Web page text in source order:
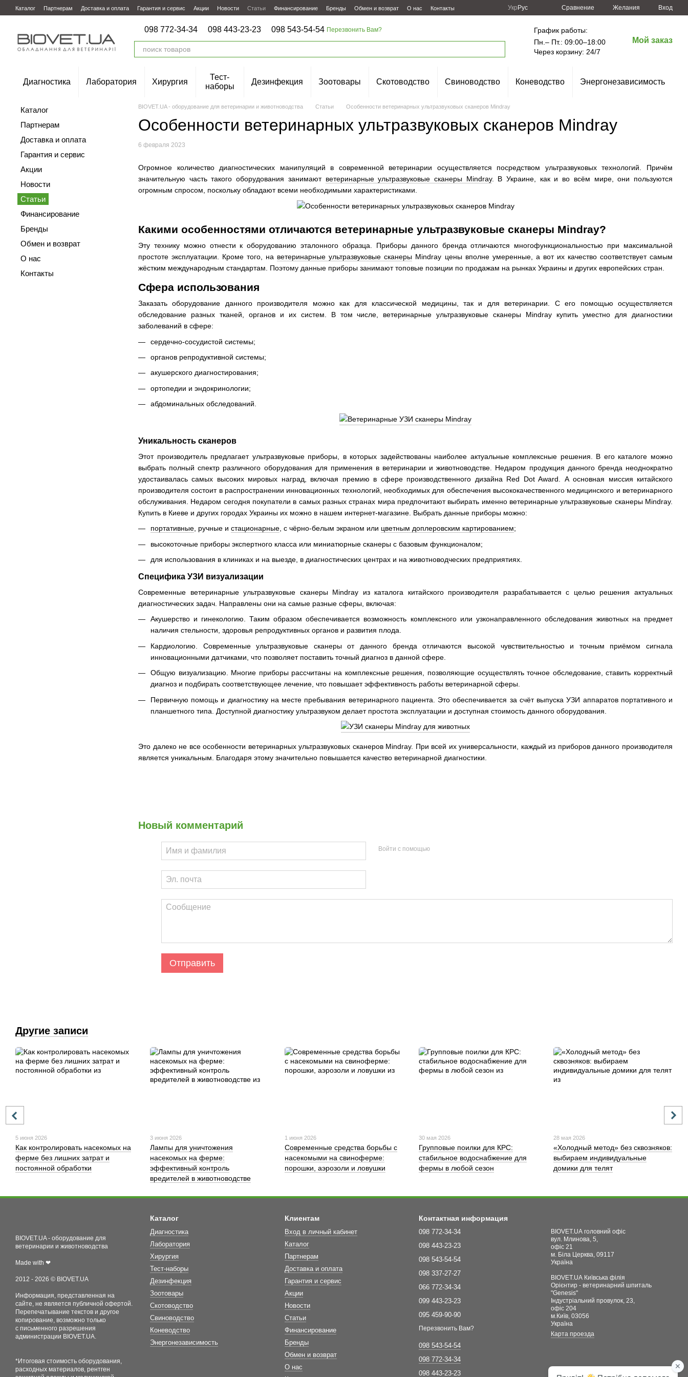
Перейти к основному контенту
Каталог Партнерам Доставка и оплата Гарантия и сервис Акции Новости Статьи Финансирование Бренды Обмен и возврат О нас Контакты Укр Рус Сравнение Желания Вход
098 772-34-34 098 443-23-23 098 543-54-54 Перезвонить Вам?
График работы:
Пн.– Пт.: 09:00–18:00
Через корзину: 24/7
Мой заказ
Диагностика Лаборатория Хирургия
Тест-
наборы
Дезинфекция Зоотовары Скотоводство Свиноводство Коневодство Энергонезависимость
BIOVET.UA - оборудование для ветеринарии и животноводства Статьи Особенности ветеринарных ультразвуковых сканеров Mindray
Особенности ветеринарных ультразвуковых сканеров Mindray
6 февраля 2023
Огромное количество диагностических манипуляций в современной ветеринарии осуществляется посредством ультразвуковых технологий. Причём
значительную часть такого оборудования занимают ветеринарные ультразвуковые сканеры Mindray. В Украине, как и во всём мире, они пользуются
огромным спросом, поскольку обладают всеми необходимыми характеристиками.
Какими особенностями отличаются ветеринарные ультразвуковые сканеры Mindray?
Эту технику можно отнести к оборудованию эталонного образца. Приборы данного бренда отличаются многофункциональностью при максимальной
простоте эксплуатации. Кроме того, на ветеринарные ультразвуковые сканеры Mindray цены вполне умеренные, а вот их качество соответствует самым
жёстким международным стандартам. Поэтому данные приборы занимают топовые позиции по продажам на рынках Украины и других европейских стран.
Сфера использования
Заказать оборудование данного производителя можно как для классической медицины, так и для ветеринарии. С его помощью осуществляется
обследование разных тканей, органов и их систем. В том числе, ветеринарные ультразвуковые сканеры Mindray купить уместно для диагностики
заболеваний в сфере:
сердечно-сосудистой системы;
органов репродуктивной системы;
акушерского диагностирования;
ортопедии и эндокринологии;
абдоминальных обследований.
Уникальность сканеров
Этот производитель предлагает ультразвуковые приборы, в которых задействованы наиболее актуальные комплексные решения. В его каталоге можно
выбрать полный спектр различного оборудования для применения в ветеринарии и животноводстве. Недаром продукция данного бренда неоднократно
удостаивалась самых высоких мировых наград, включая премию в сфере производственного дизайна Red Dot Award. А основная миссия китайского
производителя состоит в распространении инновационных технологий, необходимых для обеспечения высококачественного медицинского и ветеринарного
обслуживания. Недаром сегодня покупатели в самых разных странах мира предпочитают выбирать именно ветеринарные ультразвуковые сканеры Mindray.
Купить в Киеве и других городах Украины их можно в нашем интернет-магазине. Выбрать данные приборы можно:
портативные, ручные и стационарные, с чёрно-белым экраном или цветным доплеровским картированием;
высокоточные приборы экспертного класса или миниатюрные сканеры с базовым функционалом;
для использования в клиниках и на выезде, в диагностических центрах и на животноводческих предприятиях.
Специфика УЗИ визуализации
Современные ветеринарные ультразвуковые сканеры Mindray из каталога китайского производителя разрабатывается с целью решения актуальных
диагностических задач. Направлены они на самые разные сферы, включая:
Акушерство и гинекологию. Таким образом обеспечивается возможность комплексного или узконаправленного обследования животных на предмет
наличия стельности, здоровья репродуктивных органов и развития плода.
Кардиологию. Современные ультразвуковые сканеры от данного бренда отличаются высокой чувствительностью и точным приёмом сигнала
инновационными датчиками, что позволяет поставить точный диагноз в данной сфере.
Общую визуализацию. Многие приборы рассчитаны на комплексные решения, позволяющие осуществлять точное обследование, ставить корректный
диагноз и подбирать соответствующее лечение, что повышает эффективность работы ветеринарной сферы.
Первичную помощь и диагностику на месте пребывания ветеринарного пациента. Это обеспечивается за счёт выпуска УЗИ аппаратов портативного и
планшетного типа. Доступной диагностику ультразвуком делает простота эксплуатации и доступная стоимость данного оборудования.
Это далеко не все особенности ветеринарных ультразвуковых сканеров Mindray. При всей их универсальности, каждый из приборов данного производителя
является уникальным. Благодаря этому значительно повышается качество ветеринарной диагностики.
Новый комментарий
Войти с помощью
Отправить
Каталог
Партнерам
Доставка и оплата
Гарантия и сервис
Акции
Новости
Статьи
Финансирование
Бренды
Обмен и возврат
О нас
Контакты
Другие записи
5 июня 2026
Как контролировать насекомых на
ферме без лишних затрат и
постоянной обработки
3 июня 2026
Лампы для уничтожения
насекомых на ферме:
эффективный контроль
вредителей в животноводстве
1 июня 2026
Современные средства борьбы с
насекомыми на свиноферме:
порошки, аэрозоли и ловушки
30 мая 2026
Групповые поилки для КРС:
стабильное водоснабжение для
фермы в любой сезон
28 мая 2026
«Холодный метод» без сквозняков:
выбираем индивидуальные
домики для телят
BIOVET.UA - оборудование для
ветеринарии и животноводства
Made with ❤
2012 - 2026 © BIOVET.UA
Информация, представленная на
сайте, не является публичной офертой.
Перепечатывание текстов и другое
копирование, возможно только
с письменного разрешения
администрации BIOVET.UA.
*Итоговая стоимость оборудования,
расходных материалов, рентген
Каталог
Диагностика
Лаборатория
Хирургия
Тест-наборы
Дезинфекция
Зоотовары
Скотоводство
Свиноводство
Коневодство
Энергонезависимость
Клиентам
Вход в личный кабинет
Каталог
Партнерам
Доставка и оплата
Гарантия и сервис
Акции
Новости
Статьи
Финансирование
Бренды
Обмен и возврат
О нас
Контактная информация
098 772-34-34
098 443-23-23
098 543-54-54
098 337-27-27
066 772-34-34
099 443-23-23
095 459-90-90
Перезвонить Вам?
098 543-54-54
098 772-34-34
098 443-23-23
BIOVET.UA головний офіс
вул. Млинова, 5,
офіс 21
м. Біла Церква, 09117
Україна
BIOVET.UA Київська філія
Орієнтир - ветеринарний шпиталь
"Genesis"
Індустріальний провулок, 23,
офіс 204
м.Київ, 03056
Україна
Карта проезда